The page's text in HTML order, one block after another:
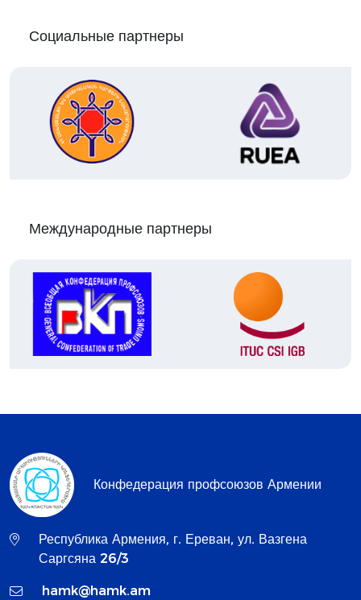
Социальные партнеры
Международные партнеры
Конфедерация профсоюзов Армении
Республика Армения, г. Ереван, ул. Вазгена
Саргсяна 26/3
hamk@hamk.am